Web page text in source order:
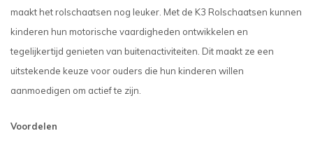
maakt het rolschaatsen nog leuker. Met de K3 Rolschaatsen kunnen
kinderen hun motorische vaardigheden ontwikkelen en
tegelijkertijd genieten van buitenactiviteiten. Dit maakt ze een
uitstekende keuze voor ouders die hun kinderen willen
aanmoedigen om actief te zijn.
Voordelen